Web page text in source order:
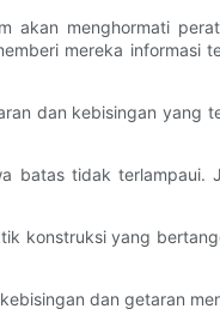
menghormati
mereka informasi
dan kebisingan yang
batas tidak terlampaui.
konstruksi yang
dan getaran